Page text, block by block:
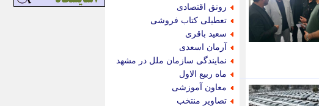
رونق اقتصادی
تعطیلی کتاب فروشی
سعید باقری
آرمان اسعدی
نمایندگی سازمان ملل در مشهد
ماه ربیع الاول
معاون آموزشی
تصاویر منتخب